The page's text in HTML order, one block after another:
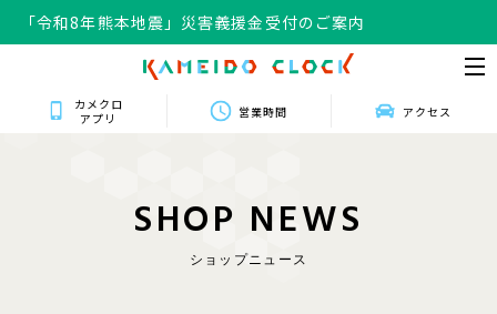
「令和8年熊本地震」災害義援金受付のご案内
カメクロ
アプリ
営業時間 アクセス
SHOP NEWS
ショップニュース